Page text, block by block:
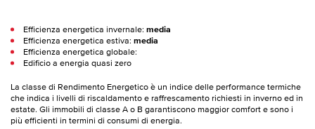
Efficienza energetica invernale: media
Efficienza energetica estiva: media
Efficienza energetica globale:
Edificio a energia quasi zero
La classe di Rendimento Energetico è un indice delle performance termiche
che indica i livelli di riscaldamento e raffrescamento richiesti in inverno ed in
estate. Gli immobili di classe A o B garantiscono maggior comfort e sono i
più efficienti in termini di consumi di energia.